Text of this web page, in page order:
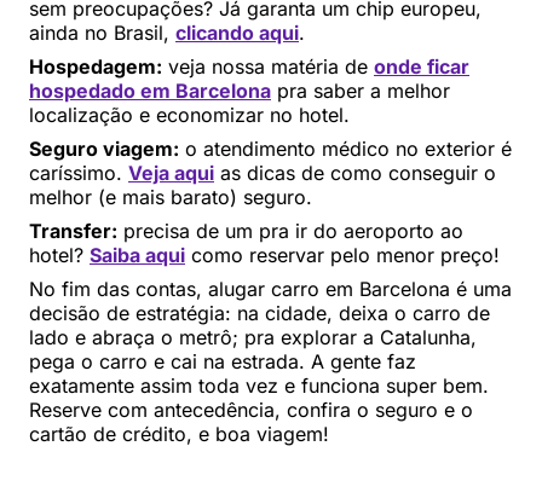
sem preocupações? Já garanta um chip europeu,
ainda no Brasil, clicando aqui.
Hospedagem: veja nossa matéria de onde ficar
hospedado em Barcelona pra saber a melhor
localização e economizar no hotel.
Seguro viagem: o atendimento médico no exterior é
caríssimo. Veja aqui as dicas de como conseguir o
melhor (e mais barato) seguro.
Transfer: precisa de um pra ir do aeroporto ao
hotel? Saiba aqui como reservar pelo menor preço!
No fim das contas, alugar carro em Barcelona é uma
decisão de estratégia: na cidade, deixa o carro de
lado e abraça o metrô; pra explorar a Catalunha,
pega o carro e cai na estrada. A gente faz
exatamente assim toda vez e funciona super bem.
Reserve com antecedência, confira o seguro e o
cartão de crédito, e boa viagem!